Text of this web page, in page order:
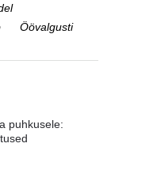
Öövalgusti
puhkusele: